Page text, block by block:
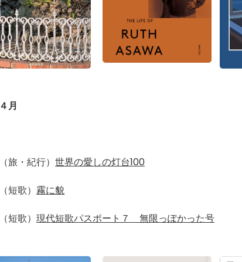
４月
（旅・紀行） 世界の愛しの灯台100
（短歌） 霧に貌
（短歌） 現代短歌パスポート７ 無限っぽかった号